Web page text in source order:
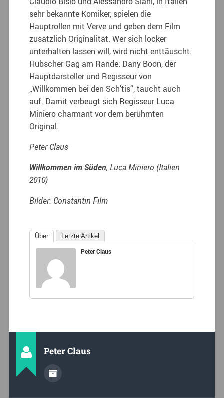
sehr bekannte Komiker, spielen die
Hauptrollen mit Verve und geben dem Film
zusätzlich Originalität. Wer sich locker
unterhalten lassen will, wird nicht enttäuscht.
Hübscher Gag am Rande: Dany Boon, der
Hauptdarsteller und Regisseur von
„Willkommen bei den Sch’tis“, taucht auch
auf. Damit verbeugt sich Regisseur Luca
Miniero charmant vor dem berühmten
Original.
Peter Claus
Willkommen im Süden, Luca Miniero (Italien
2010)
Bilder: Constantin Film
Über Letzte Artikel
Peter Claus
Peter Claus